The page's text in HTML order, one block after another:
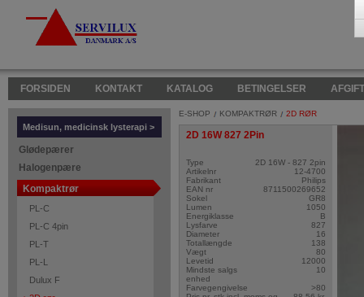
FORSIDEN KONTAKT KATALOG BETINGELSER
Medisun, medicinsk lysterapi >
Glødepærer
Halogenpære
Kompaktrør
PL-C
PL-C 4pin
PL-T
PL-L
Dulux F
E-SHOP KOMPAKTRØR 2D RØR
2D 16W 827 2Pin
Type
2D 16W - 827 2pin
Artikelnr
12-4700
Fabrikant
Philips
EAN nr
8711500269652
Sokel
GR8
Lumen
1050
Energiklasse
B
Lysfarve
827
Diameter
16
Totallængde
138
Vægt
80
Levetid
12000
Mindste salgs
enhed
10
Farvegengivelse
>80